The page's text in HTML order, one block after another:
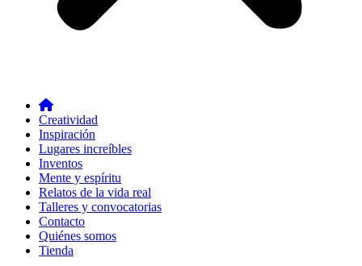
Creatividad
Inspiración
Lugares increíbles
Inventos
Mente y espíritu
Relatos de la vida real
Talleres y convocatorias
Contacto
Quiénes somos
Tienda